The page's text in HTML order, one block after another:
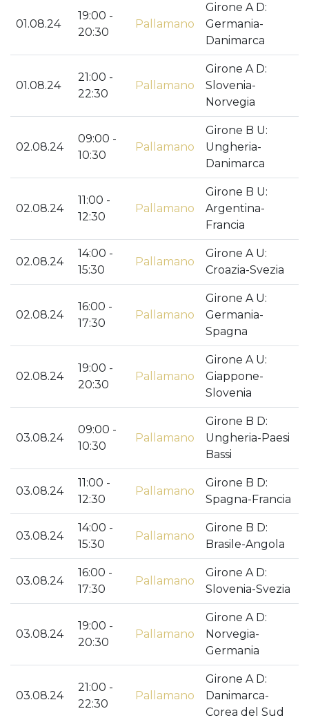
01.08.24
19:00 -
20:30
Pallamano
Girone A D:
Germania-
Danimarca
01.08.24
21:00 -
22:30
Pallamano
Girone A D:
Slovenia-
Norvegia
02.08.24
09:00 -
10:30
Pallamano
Girone B U:
Ungheria-
Danimarca
02.08.24
11:00 -
12:30
Pallamano
Girone B U:
Argentina-
Francia
02.08.24
14:00 -
15:30
Pallamano
Girone A U:
Croazia-Svezia
02.08.24
16:00 -
17:30
Pallamano
Girone A U:
Germania-
Spagna
02.08.24
19:00 -
20:30
Pallamano
Girone A U:
Giappone-
Slovenia
03.08.24
09:00 -
10:30
Pallamano
Girone B D:
Ungheria-Paesi
Bassi
03.08.24
11:00 -
12:30
Pallamano
Girone B D:
Spagna-Francia
03.08.24
14:00 -
15:30
Pallamano
Girone B D:
Brasile-Angola
03.08.24
16:00 -
17:30
Pallamano
Girone A D:
Slovenia-Svezia
03.08.24
19:00 -
20:30
Pallamano
Girone A D:
Norvegia-
Germania
03.08.24
21:00 -
22:30
Pallamano
Girone A D:
Danimarca-
Corea del Sud